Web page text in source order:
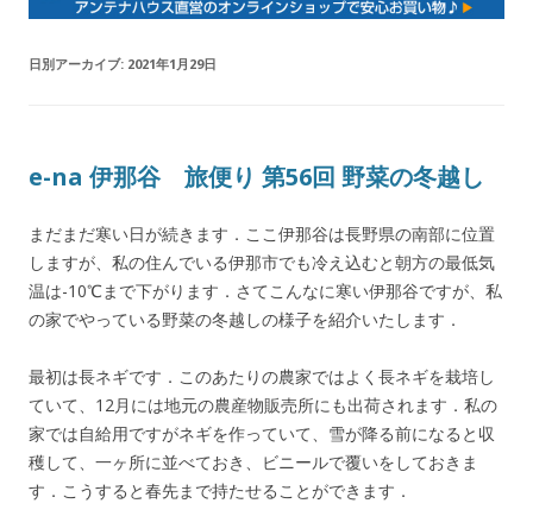
日別アーカイブ: 2021年1月29日
e-na 伊那谷 旅便り 第56回 野菜の冬越し
まだまだ寒い日が続きます．ここ伊那谷は長野県の南部に位置
しますが、私の住んでいる伊那市でも冷え込むと朝方の最低気
温は-10℃まで下がります．さてこんなに寒い伊那谷ですが、私
の家でやっている野菜の冬越しの様子を紹介いたします．
最初は長ネギです．このあたりの農家ではよく長ネギを栽培し
ていて、12月には地元の農産物販売所にも出荷されます．私の
家では自給用ですがネギを作っていて、雪が降る前になると収
穫して、一ヶ所に並べておき、ビニールで覆いをしておきま
す．こうすると春先まで持たせることができます．